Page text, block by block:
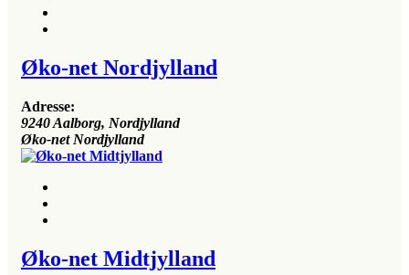
Øko-net Nordjylland
Adresse:
9240Aalborg, Nordjylland
Øko-net Nordjylland
Øko-net Midtjylland